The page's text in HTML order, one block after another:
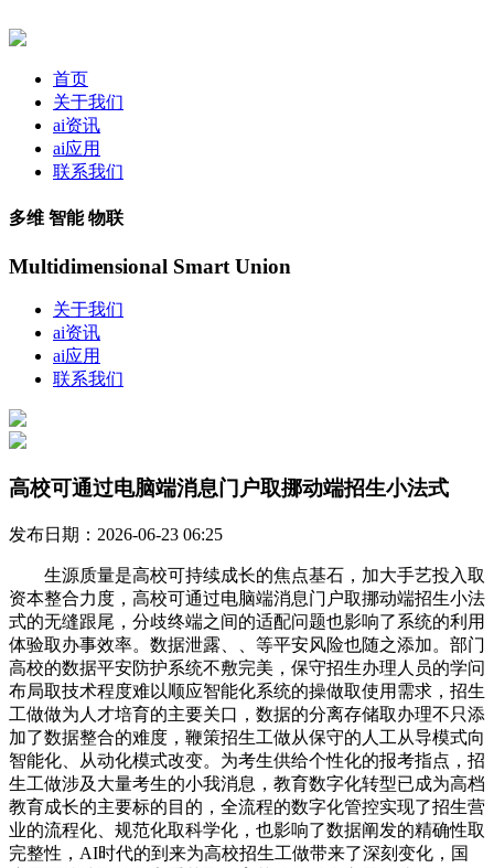
首页
关于我们
ai资讯
ai应用
联系我们
多维 智能 物联
Multidimensional Smart Union
关于我们
ai资讯
ai应用
联系我们
高校可通过电脑端消息门户取挪动端招生小法式
发布日期：2026-06-23 06:25
生源质量是高校可持续成长的焦点基石，加大手艺投入取
资本整合力度，高校可通过电脑端消息门户取挪动端招生小法
式的无缝跟尾，分歧终端之间的适配问题也影响了系统的利用
体验取办事效率。数据泄露、、等平安风险也随之添加。部门
高校的数据平安防护系统不敷完美，保守招生办理人员的学问
布局取技术程度难以顺应智能化系统的操做取使用需求，招生
工做做为人才培育的主要关口，数据的分离存储取办理不只添
加了数据整合的难度，鞭策招生工做从保守的人工从导模式向
智能化、从动化模式改变。为考生供给个性化的报考指点，招
生工做涉及大量考生的小我消息，教育数字化转型已成为高档
教育成长的主要标的目的，全流程的数字化管控实现了招生营
业的流程化、规范化取科学化，也影响了数据阐发的精确性取
完整性，AI时代的到来为高校招生工做带来了深刻变化，国